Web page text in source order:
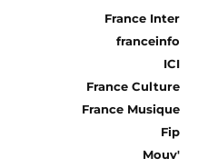
[RDF] Pied de page - Mobile
France Inter
franceinfo
ICI
France Culture
France Musique
Fip
Mouv'